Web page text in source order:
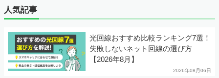
人気記事
光回線おすすめ比較ランキング7選！
失敗しないネット回線の選び方
【2026年8月】
2026年08月06日